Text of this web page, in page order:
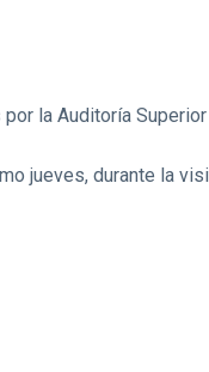
la Auditoría
jueves, durante la